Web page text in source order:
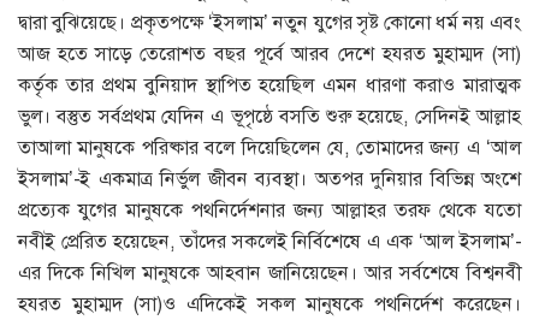
দ্বারা বুঝিয়েছে। প্রকৃতপক্ষে ‘ইসলাম’ নতুন যুগের সৃষ্ট কোনো ধর্ম নয় এবং
আজ হতে সাড়ে তেরোশত বছর পূর্বে আরব দেশে হযরত মুহাম্মদ (সা)
কর্তৃক তার প্রথম বুনিয়াদ স্থাপিত হয়েছিল এমন ধারণা করাও মারাত্মক
ভুল। বস্তুত সর্বপ্রথম যেদিন এ ভূপৃষ্ঠে বসতি শুরু হয়েছে, সেদিনই আল্লাহ
তাআলা মানুষকে পরিষ্কার বলে দিয়েছিলেন যে, তোমাদের জন্য এ ‘আল
ইসলাম’-ই একমাত্র নির্ভুল জীবন ব্যবস্থা। অতপর দুনিয়ার বিভিন্ন অংশে
প্রত্যেক যুগের মানুষকে পথনির্দেশনার জন্য আল্লাহর তরফ থেকে যতো
নবীই প্রেরিত হয়েছেন, তাঁদের সকলেই নির্বিশেষে এ এক ‘আল ইসলাম’-
এর দিকে নিখিল মানুষকে আহবান জানিয়েছেন। আর সর্বশেষে বিশ্বনবী
হযরত মুহাম্মদ (সা)ও এদিকেই সকল মানুষকে পথনির্দেশ করেছেন।